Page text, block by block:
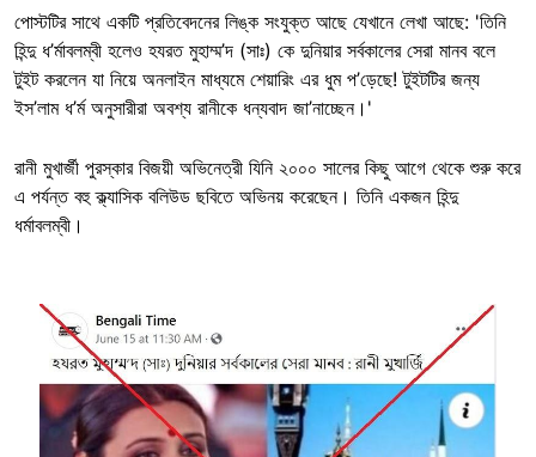
পোস্টটির সাথে একটি প্রতিবেদনের লিঙ্ক সংযুক্ত আছে যেখানে লেখা আছে: 'তিনি
হিন্দু ধ’র্মাবলম্বী হলেও হযরত মুহাম্ম’দ (সাঃ) কে দুনিয়ার সর্বকালের সেরা মানব বলে
টুইট করলেন যা নিয়ে অনলাইন মাধ্যমে শেয়ারিং এর ধুম প’ড়েছে! টুইটটির জন্য
ইস’লাম ধ’র্ম অনুসারীরা অবশ্য রানীকে ধন্যবাদ জা’নাচ্ছেন।'
রানী মুখার্জী পুরস্কার বিজয়ী অভিনেত্রী যিনি ২০০০ সালের কিছু আগে থেকে শুরু করে
এ পর্যন্ত বহু ক্ল্যাসিক বলিউড ছবিতে অভিনয় করেছেন। তিনি একজন হিন্দু
ধর্মাবলম্বী।
Image